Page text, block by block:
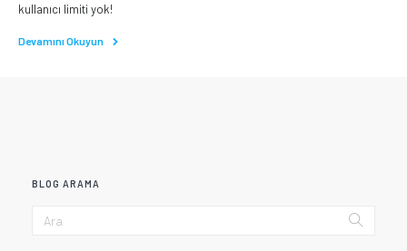
kullanıcı limiti yok!
Devamını Okuyun
BLOG ARAMA